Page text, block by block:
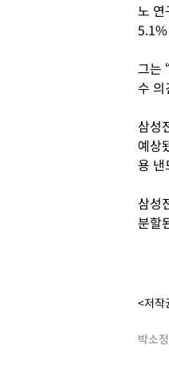
노 연
그는
수 의
삼성
예상
용 낸
삼성
분할
<저작
박소